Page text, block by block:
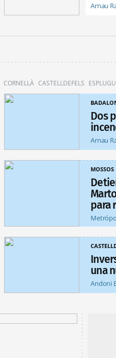
Arnau
CORNELLÀ CASTELLDEFELS
Dos
Arnau
MOSSOS
para
una
Andoni